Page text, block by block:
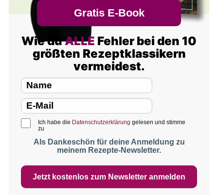
Gratis E-Book
Wie duALLE Fehler bei den 10
größten Rezeptklassikern
vermeidest.
Ich habe die Datenschutzerklärung gelesen und stimme
zu
Als Dankeschön für deine Anmeldung zu
meinem Rezepte-Newsletter.
Jetzt kostenlos zum Newsletter anmelden